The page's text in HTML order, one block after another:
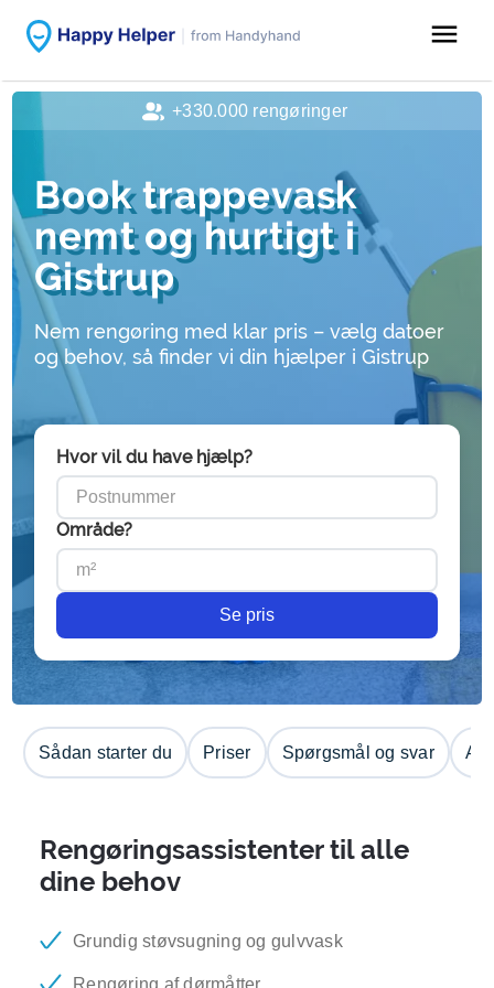
menu
Book trappevask
nemt og hurtigt i
Gistrup
Nem rengøring med klar pris – vælg datoer
og behov, så finder vi din hjælper i Gistrup
Hvor vil du have hjælp?
Område?
Se pris
Sådan starter du Priser Spørgsmål og svar
Rengøringsassistenter til alle
dine behov
Grundig støvsugning og gulvvask
Rengøring af dørmåtter
+330.000 rengøringer